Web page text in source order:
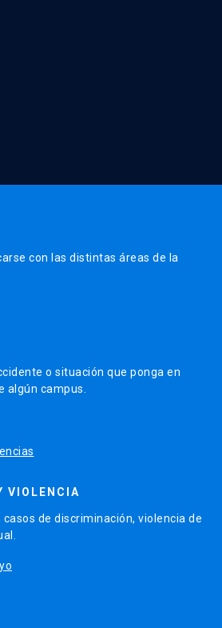
con las distintas áreas de la
o situación que ponga en
algún campus.
VIOLENCIA
de discriminación, violencia de